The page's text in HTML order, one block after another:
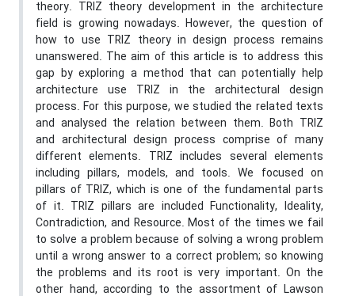
theory. TRIZ theory development in the architecture
field is growing nowadays. However, the question of
how to use TRIZ theory in design process remains
unanswered. The aim of this article is to address this
gap by exploring a method that can potentially help
architecture use TRIZ in the architectural design
process. For this purpose, we studied the related texts
and analysed the relation between them. Both TRIZ
and architectural design process comprise of many
different elements. TRIZ includes several elements
including pillars, models, and tools. We focused on
pillars of TRIZ, which is one of the fundamental parts
of it. TRIZ pillars are included Functionality, Ideality,
Contradiction, and Resource. Most of the times we fail
to solve a problem because of solving a wrong problem
until a wrong answer to a correct problem; so knowing
the problems and its root is very important. On the
other hand, according to the assortment of Lawson